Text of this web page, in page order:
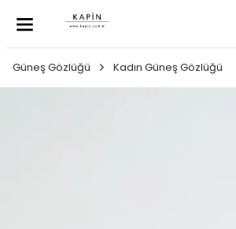
Güneş Gözlüğü Kadın Güneş Gözlüğü